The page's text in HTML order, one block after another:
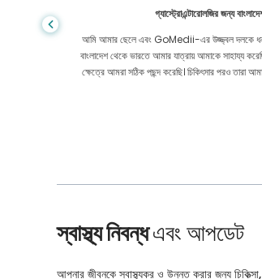
গ্যাস্ট্রোএন্টারোলজির জন্য
আমি আমার ছেলে এবং GoMedii-এর উজ্জ্বল দলকে
বাংলাদেশ থেকে ভারতে আমার যাত্রায় আমাকে সাহায্য
ক্ষেত্রে আমরা সঠিক পছন্দ করেছি। চিকিৎসার পরও তারা
স্বাস্থ্য নিবন্ধএবং আপডেট
আপনার জীবনকে স্বাস্থ্যকর ও উন্নত করার জন্য